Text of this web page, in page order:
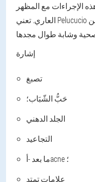
الإجراءات مع المظهر
العاري. تعني Pelucucio تقشير الطبقة القرنية والميتة من
إشارة
تصبغ
حَبُّ الشّبَاب؛
الجلد الدهني
التجاعيد
ما بعد -أacne ؛
علامات تمتد